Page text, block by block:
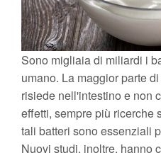
Sono migliaia di miliardi i
umano. La maggior parte
risiede nell'intestino e non
effetti, sempre più ricerche
tali batteri sono essenziali
Nuovi studi, inoltre, hanno